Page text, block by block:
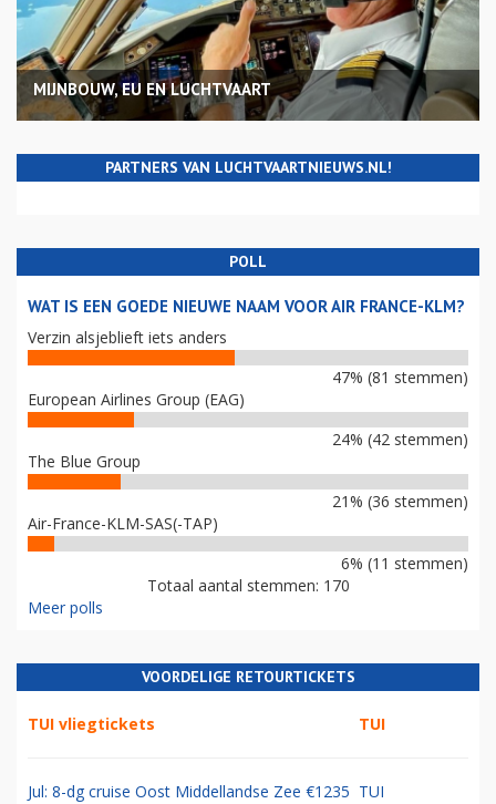
MIJNBOUW, EU EN LUCHTVAART
PARTNERS VAN LUCHTVAARTNIEUWS.NL!
POLL
WAT IS EEN GOEDE NIEUWE NAAM VOOR AIR FRANCE-KLM?
Verzin alsjeblieft iets anders
47% (81 stemmen)
European Airlines Group (EAG)
24% (42 stemmen)
The Blue Group
21% (36 stemmen)
Air-France-KLM-SAS(-TAP)
6% (11 stemmen)
Totaal aantal stemmen: 170
Meer polls
VOORDELIGE RETOURTICKETS
TUI vliegtickets TUI
Jul: 8-dg cruise Oost Middellandse Zee €1235 TUI